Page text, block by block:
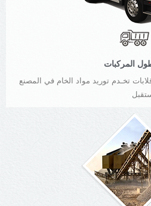
المركبات
زيادة الطاقة الانتاجية بعدد 7 قلابات تخـدم توريد مواد الخام في المصنع